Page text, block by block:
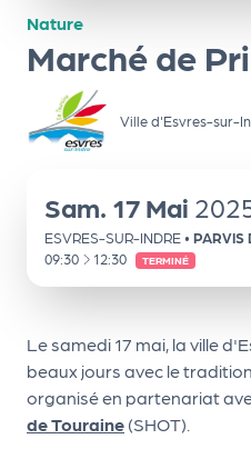
Nature
Marché de
Ville d'Esvres-sur-
Sam. 17 Mai
ESVRES-SUR-INDRE • PARVIS
09:30 À
12:30 TERMINÉ
Le samedi 17 mai, la ville
beaux jours avec le
organisé en partenariat
de Touraine (SHOT).
ns
PR
O
G!
O
G!
Le
g
Sui
vr